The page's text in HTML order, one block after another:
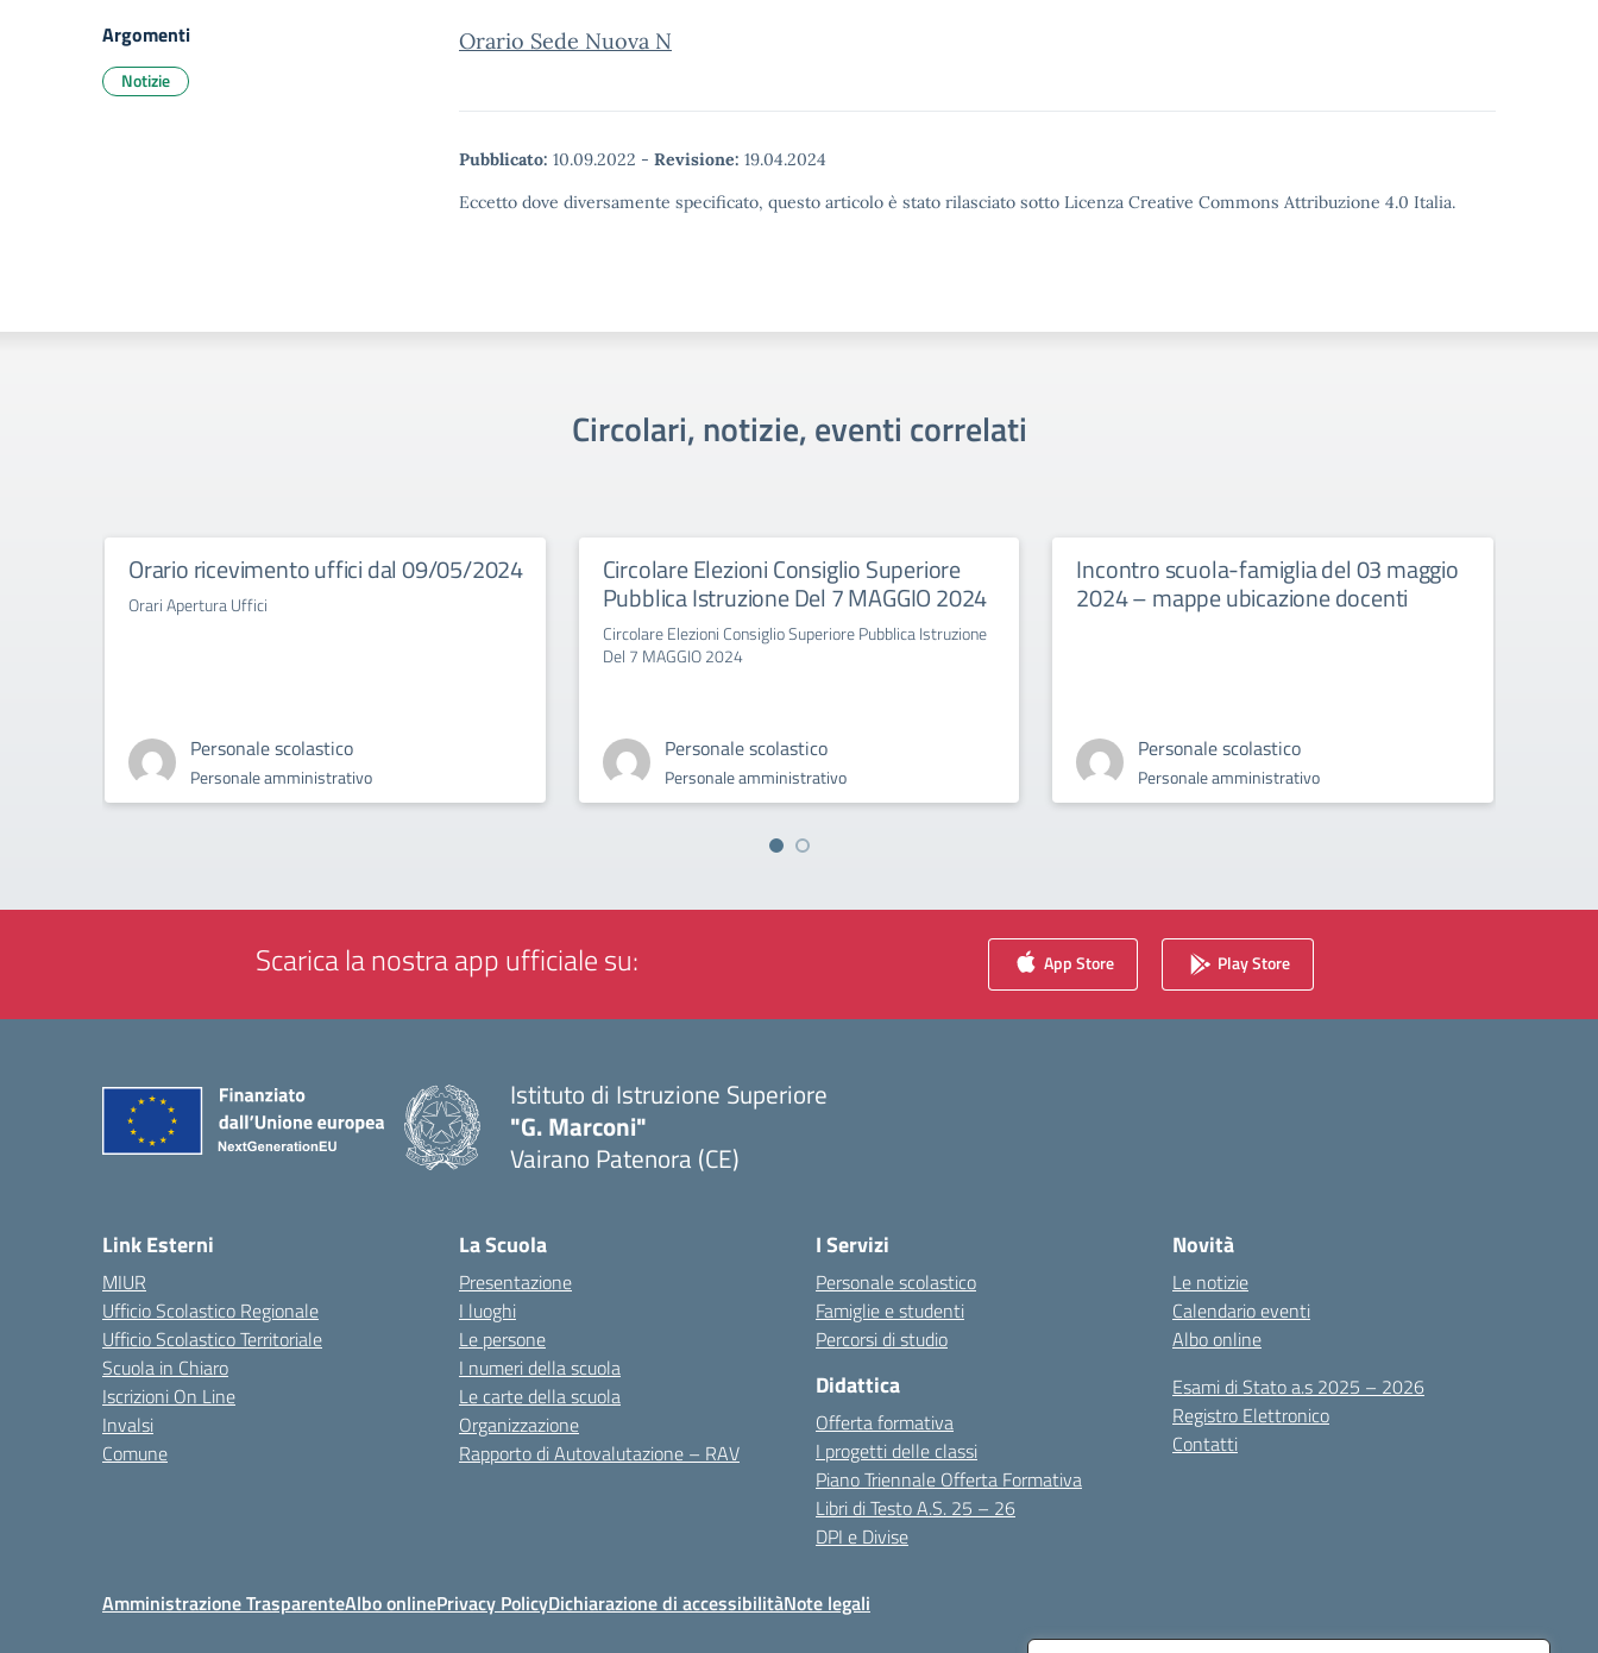
Orario Sede Nuova N
Pubblicato: 10.09.2022 - Revisione: 19.04.2024
Eccetto dove diversamente specificato, questo articolo è stato rilasciato sotto Licenza Creative Commons Attribuzione 4.0 Italia.
Argomenti
Notizie
Circolari, notizie, eventi correlati
Orario ricevimento uffici dal 09/05/2024
Orari Apertura Uffici
Personale scolastico
Personale amministrativo
Circolare Elezioni Consiglio Superiore
Pubblica Istruzione Del 7 MAGGIO 2024
Circolare Elezioni Consiglio Superiore Pubblica Istruzione
Del 7 MAGGIO 2024
Personale scolastico
Personale amministrativo
Incontro scuola-famiglia del 03 maggio
2024 – mappe ubicazione docenti
Personale scolastico
Personale amministrativo
Scarica la nostra app ufficiale su: App Store Play Store
Istituto di Istruzione Superiore
"G. Marconi"
Vairano Patenora (CE)
Link Esterni
MIUR
Ufficio Scolastico Regionale
Ufficio Scolastico Territoriale
Scuola in Chiaro
Iscrizioni On Line
Invalsi
Comune
La Scuola
Presentazione
I luoghi
Le persone
I numeri della scuola
Le carte della scuola
Organizzazione
Rapporto di Autovalutazione – RAV
I Servizi
Personale scolastico
Famiglie e studenti
Percorsi di studio
Didattica
Offerta formativa
I progetti delle classi
Piano Triennale Offerta Formativa
Libri di Testo A.S. 25 – 26
DPI e Divise
Novità
Le notizie
Calendario eventi
Albo online
Esami di Stato a.s 2025 – 2026
Registro Elettronico
Contatti
Amministrazione TrasparenteAlbo onlinePrivacy PolicyDichiarazione di accessibilitàNote legali